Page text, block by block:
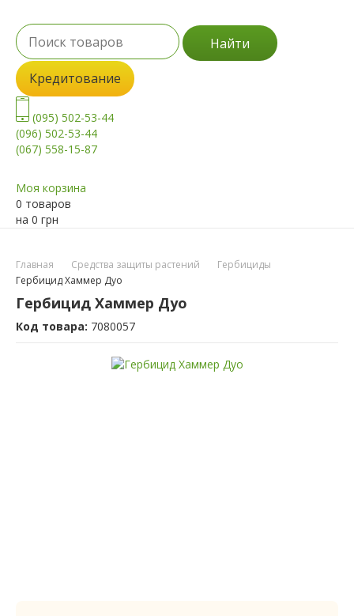
Найти
Кредитование
(095) 502-53-44
(096) 502-53-44
(067) 558-15-87
Моя корзина
0 товаров
на 0 грн
Главная Средства защиты растений
Гербициды
Гербицид Хаммер Дуо
Гербицид Хаммер Дуо
Код товара: 7080057